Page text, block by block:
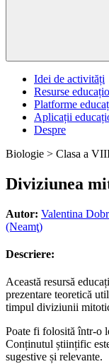
Idei de activități
Resurse
Platforme
Aplicații
Despre
Biologie > Clasa a
Diviziunea
Autor: Valentina
(Neamţ)
Descriere:
Această resursă
prezentare teoretică
timpul diviziunii
Poate fi folosită într-o
Conținutul științific
sugestive și relevante.